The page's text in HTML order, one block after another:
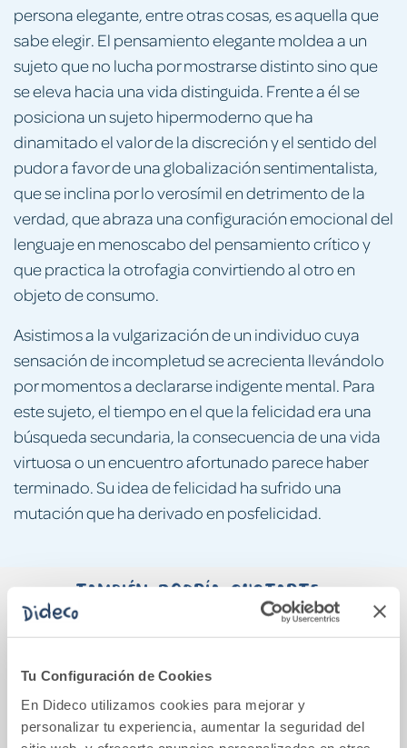
Tu Configuración de Cookies
En Dideco utilizamos cookies para mejorar y
personalizar tu experiencia, aumentar la seguridad del
persona elegante, entre otras cosas, es aquella que
sabe elegir. El pensamiento elegante moldea a un
sujeto que no lucha por mostrarse distinto sino que
se eleva hacia una vida distinguida. Frente a él se
posiciona un sujeto hipermoderno que ha
dinamitado el valor de la discreción y el sentido del
pudor a favor de una globalización sentimentalista,
que se inclina por lo verosímil en detrimento de la
verdad, que abraza una configuración emocional del
lenguaje en menoscabo del pensamiento crítico y
que practica la otrofagia convirtiendo al otro en
objeto de consumo.
Asistimos a la vulgarización de un individuo cuya
sensación de incompletud se acrecienta llevándolo
por momentos a declararse indigente mental. Para
este sujeto, el tiempo en el que la felicidad era una
búsqueda secundaria, la consecuencia de una vida
virtuosa o un encuentro afortunado parece haber
terminado. Su idea de felicidad ha sufrido una
mutación que ha derivado en posfelicidad.
También podría gustarte...